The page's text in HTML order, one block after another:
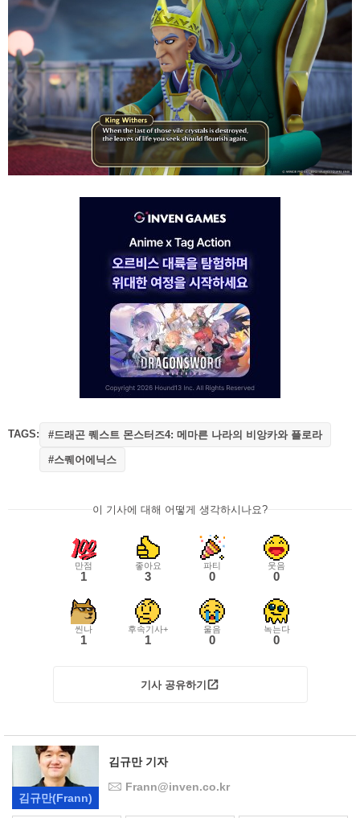
TAGS: #드래곤 퀘스트 몬스터즈4: 메마른 나라의 비앙카와 플로라
#스퀘어에닉스
이 기사에 대해 어떻게 생각하시나요?
만점
1
좋아요
3
파티
0
웃음
0
씬나
1
후속기사+
1
울음
0
녹는다
0
기사 공유하기
김규만(Frann)
김규만 기자
Frann@inven.co.kr